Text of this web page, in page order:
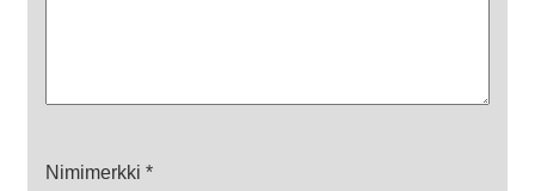
Nimimerkki *